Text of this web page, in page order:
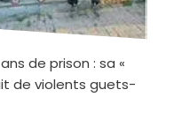
de prison : sa «
de violents guets-